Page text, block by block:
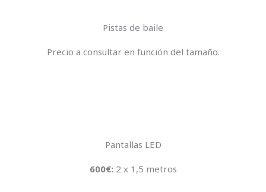
Pistas de baile
Precio a consultar en función del tamaño.
Pantallas LED
600€: 2 x 1,5 metros